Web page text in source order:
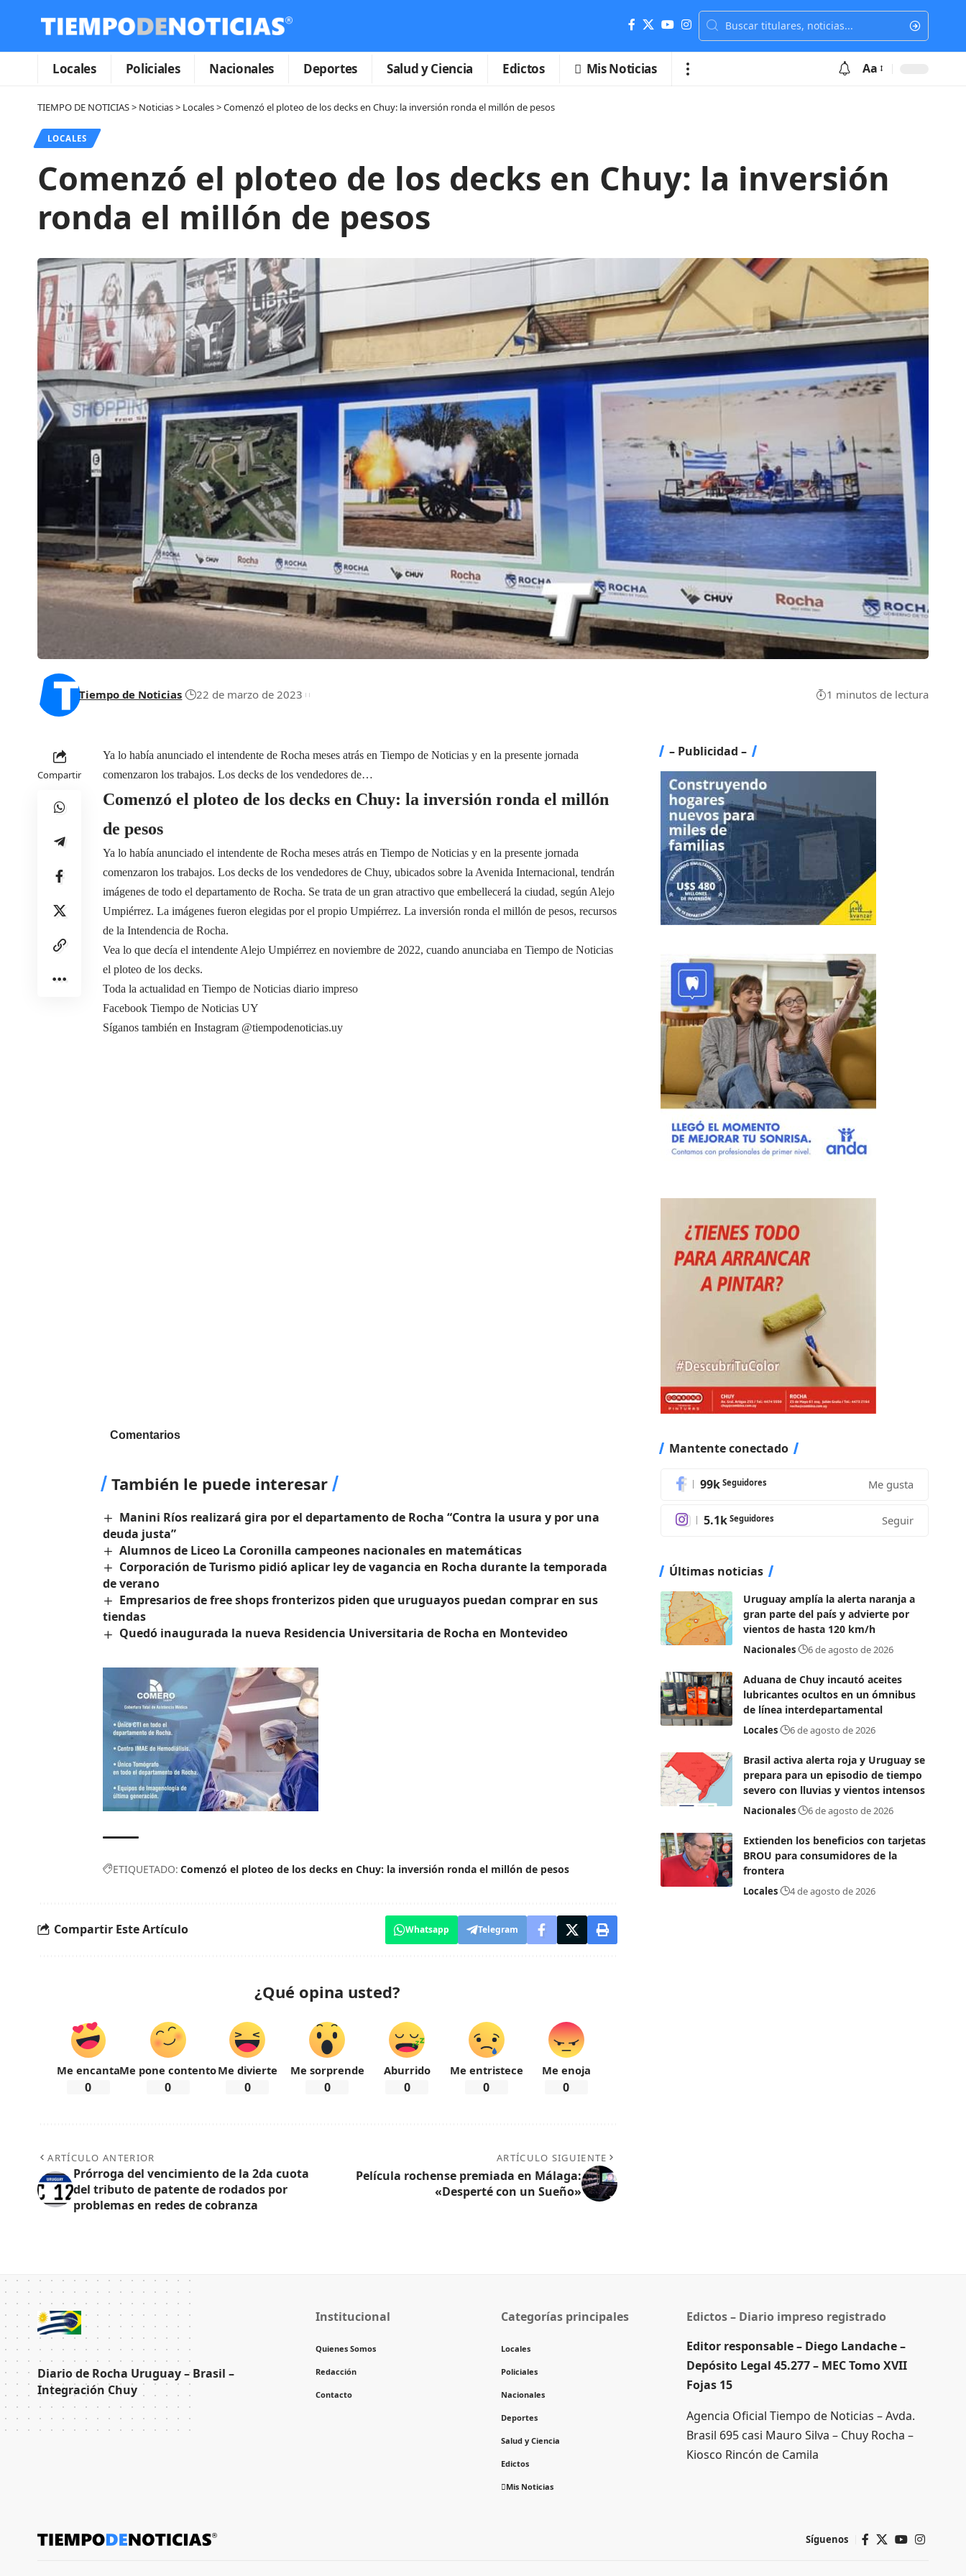
Locales Policiales Nacionales Deportes Salud y Ciencia Edictos Mis Noticias Aa
TIEMPO DE NOTICIAS> Noticias> Locales>Comenzó el ploteo de los decks en Chuy: la inversión ronda el millón de pesos
LOCALES
Comenzó el ploteo de los decks en Chuy: la inversión
ronda el millón de pesos
Tiempo de Noticias 22 de marzo de 2023 1 minutos de lectura
Compartir
Ya lo había anunciado el intendente de Rocha meses atrás en Tiempo de Noticias y en la presente jornada
comenzaron los trabajos. Los decks de los vendedores de…
Comenzó el ploteo de los decks en Chuy: la inversión ronda el millón
de pesos
Ya lo había anunciado el intendente de Rocha meses atrás en Tiempo de Noticias y en la presente jornada
comenzaron los trabajos. Los decks de los vendedores de Chuy, ubicados sobre la Avenida Internacional, tendrán
imágenes de todo el departamento de Rocha. Se trata de un gran atractivo que embellecerá la ciudad, según Alejo
Umpiérrez. La imágenes fueron elegidas por el propio Umpiérrez. La inversión ronda el millón de pesos, recursos
de la Intendencia de Rocha.
Vea lo que decía el intendente Alejo Umpiérrez en noviembre de 2022, cuando anunciaba en Tiempo de Noticias
el ploteo de los decks.
Toda la actualidad en Tiempo de Noticias diario impreso
Facebook Tiempo de Noticias UY
Síganos también en Instagram @tiempodenoticias.uy
Comentarios
También le puede interesar
Manini Ríos realizará gira por el departamento de Rocha “Contra la usura y por una
deuda justa”
Alumnos de Liceo La Coronilla campeones nacionales en matemáticas
Corporación de Turismo pidió aplicar ley de vagancia en Rocha durante la temporada
de verano
Empresarios de free shops fronterizos piden que uruguayos puedan comprar en sus
tiendas
Quedó inaugurada la nueva Residencia Universitaria de Rocha en Montevideo
ETIQUETADO: Comenzó el ploteo de los decks en Chuy: la inversión ronda el millón de pesos
Compartir Este Artículo Whatsapp Telegram
¿Qué opina usted?
Me encanta
0
Me pone contento
0
Me divierte
0
Me sorprende
0
Aburrido
0
Me entristece
0
Me enoja
0
ARTÍCULO ANTERIOR
Prórroga del vencimiento de la 2da cuota
del tributo de patente de rodados por
problemas en redes de cobranza
ARTÍCULO SIGUIENTE
Película rochense premiada en Málaga:
«Desperté con un Sueño»
– Publicidad –
Mantente conectado
99k Seguidores Me gusta
5.1k Seguidores Seguir
Últimas noticias
Uruguay amplía la alerta naranja a
gran parte del país y advierte por
vientos de hasta 120 km/h
Nacionales 6 de agosto de 2026
Aduana de Chuy incautó aceites
lubricantes ocultos en un ómnibus
de línea interdepartamental
Locales 6 de agosto de 2026
Brasil activa alerta roja y Uruguay se
prepara para un episodio de tiempo
severo con lluvias y vientos intensos
Nacionales 6 de agosto de 2026
Extienden los beneficios con tarjetas
BROU para consumidores de la
frontera
Locales 4 de agosto de 2026
Diario de Rocha Uruguay – Brasil –
Integración Chuy
Institucional
Quienes Somos
Redacción
Contacto
Categorías principales
Locales
Policiales
Nacionales
Deportes
Salud y Ciencia
Edictos
Mis Noticias
Edictos – Diario impreso registrado
Editor responsable – Diego Landache –
Depósito Legal 45.277 – MEC Tomo XVII
Fojas 15
Agencia Oficial Tiempo de Noticias – Avda.
Brasil 695 casi Mauro Silva – Chuy Rocha –
Kiosco Rincón de Camila
Síguenos